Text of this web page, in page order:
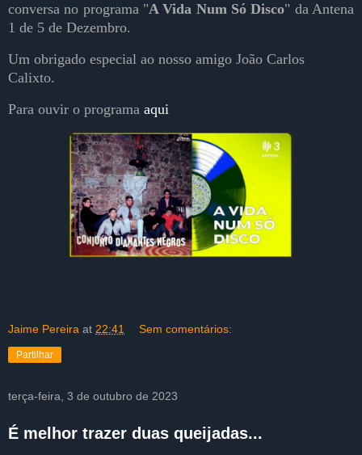
conversa no programa "A Vida Num Só Disco" da Antena
1 de 5 de Dezembro.
Um obrigado especial ao nosso amigo João Carlos
Calixto.
Para ouvir o programa aqui
Jaime Pereira at 22:41 Sem comentários:
Partilhar
terça-feira, 3 de outubro de 2023
É melhor trazer duas queijadas...